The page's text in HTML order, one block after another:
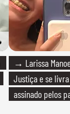
→ Larissa
Justiça e se
assinado pelos